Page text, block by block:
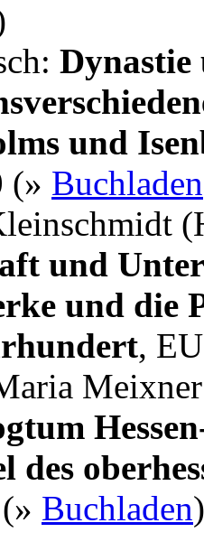
Dynastie
und
(» Buchladen
und
und die
,
des
Buchladen)